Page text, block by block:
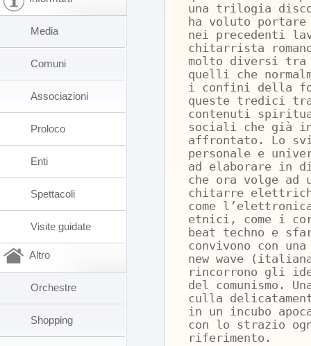
una trilogia
ha voluto portare
nei precedenti
chitarrista
molto diversi tra
quelli che
i confini della
queste tredici
contenuti
sociali che già in
affrontato. Lo
personale e
ad elaborare in
che ora volge ad
chitarre
come
etnici, come i
beat techno e
convivono con
new wave
rincorrono gli
del comunismo.
culla
in un incubo
con lo strazio
riferimento.
Media
Comuni
Associazioni
Proloco
Enti
Spettacoli
Visite guidate
Altro
Orchestre
Shopping